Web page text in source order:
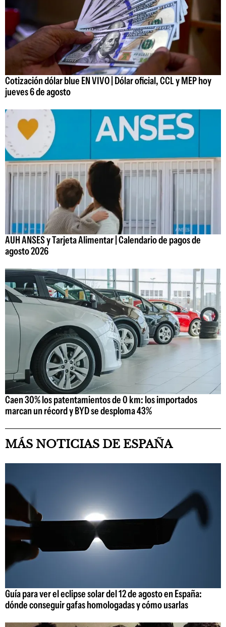
Cotización dólar blue EN VIVO | Dólar oficial, CCL y MEP hoy
jueves 6 de agosto
AUH ANSES y Tarjeta Alimentar | Calendario de pagos de
agosto 2026
Caen 30% los patentamientos de 0 km: los importados
marcan un récord y BYD se desploma 43%
MÁS NOTICIAS DE ESPAÑA
Guía para ver el eclipse solar del 12 de agosto en España:
dónde conseguir gafas homologadas y cómo usarlas